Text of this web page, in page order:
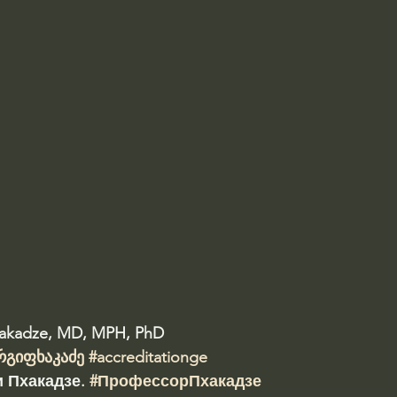
MD, MPH, PhD
#accreditationge
#ПрофессорПхакадзе